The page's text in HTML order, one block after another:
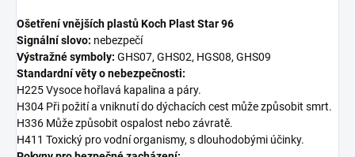
Ošetření vnějších plastů Koch Plast Star 96
Signální slovo: nebezpečí
Výstražné symboly: GHS07, GHS02, HGS08, GHS09
Standardní věty o nebezpečnosti:
H225 Vysoce hořlavá kapalina a páry.
H304 Při požití a vniknutí do dýchacích cest může způsobit smrt.
H336 Může způsobit ospalost nebo závratě.
H411 Toxický pro vodní organismy, s dlouhodobými účinky.